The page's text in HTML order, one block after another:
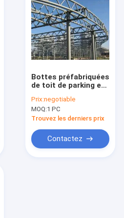
Bottes préfabriquées
de toit de parking en
légère tubulaire en
acier Q235
Prix:negotiable
MOQ:1 PC
Trouvez les derniers prix
Contactez